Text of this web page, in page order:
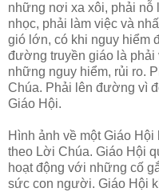
những nơi xa xôi, phải nỗ
nhọc, phải làm việc và
gió lớn, có khi nguy hiểm
đường truyền giáo là phải
những nguy hiểm, rủi ro.
Chúa. Phải lên đường vì
Giáo Hội.
Hình ảnh về một Giáo
theo Lời Chúa. Giáo Hội
hoạt động với những cố
sức con người. Giáo Hội